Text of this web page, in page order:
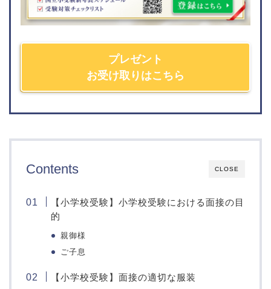
プレゼント
お受け取りはこちら
CLOSE
Contents
【小学校受験】小学校受験における面接の目
的
親御様
ご子息
【小学校受験】面接の適切な服装
関西学院初等部
仁川学院小学校
知識
絵画工作
思考
マニュアル
奈良県
帝塚山小学校
奈良女子大学附属小学校
智辯学園奈良カレッジ小
近畿大学附属小学校
和歌山県
うつほの杜学園小学校
和歌山大学教育学部附属
小学校